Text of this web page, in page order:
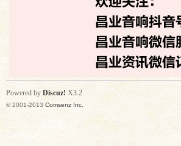
Powered by Discuz! X3.2
© 2001-2013 Comsenz Inc.